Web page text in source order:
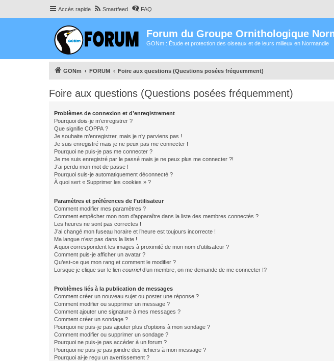
Accès rapide Smartfeed FAQ
Forum du Groupe Ornithologique
GONm : Étude et protection des oiseaux et de leurs milieux en Normandie
GONm FORUM Foire aux questions (Questions posées fréquemment)
Foire aux questions (Questions posées fréquemment)
Problèmes de connexion et d’enregistrement
Pourquoi dois-je m’enregistrer ?
Que signifie COPPA ?
Je souhaite m’enregistrer, mais je n’y parviens pas !
Je suis enregistré mais je ne peux pas me connecter !
Pourquoi ne puis-je pas me connecter ?
Je me suis enregistré par le passé mais je ne peux plus me connecter ?!
J’ai perdu mon mot de passe !
Pourquoi suis-je automatiquement déconnecté ?
À quoi sert « Supprimer les cookies » ?
Paramètres et préférences de l’utilisateur
Comment modifier mes paramètres ?
Comment empêcher mon nom d’apparaître dans la liste des membres connectés ?
Les heures ne sont pas correctes !
J’ai changé mon fuseau horaire et l’heure est toujours incorrecte !
Ma langue n’est pas dans la liste !
A quoi correspondent les images à proximité de mon nom d’utilisateur ?
Comment puis-je afficher un avatar ?
Qu’est-ce que mon rang et comment le modifier ?
Lorsque je clique sur le lien courrield’un membre, on me demande de me connecter !?
Problèmes liés à la publication de messages
Comment créer un nouveau sujet ou poster une réponse ?
Comment modifier ou supprimer un message ?
Comment ajouter une signature à mes messages ?
Comment créer un sondage ?
Pourquoi ne puis-je pas ajouter plus d’options à mon sondage ?
Comment modifier ou supprimer un sondage ?
Pourquoi ne puis-je pas accéder à un forum ?
Pourquoi ne puis-je pas joindre des fichiers à mon message ?
Pourquoi ai-je reçu un avertissement ?